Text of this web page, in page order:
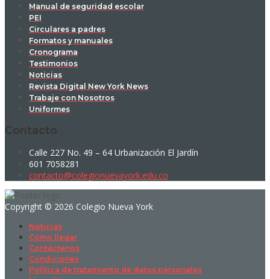
Manual de seguridad escolar
PEI
Circulares a padres
Formatos y manuales
Cronograma
Testimonios
Noticias
Revista Digital New York News
Trabaje con Nosotros
Uniformes
Contacto
Calle 227 No. 49 – 64 Urbanización El Jardín
601 7058281
contacto@colegionuevayork.edu.co
Copyright © 2026 Colegio Nueva York
Noticias
Cómo llegar
Contáctenos
Condiciones
Política de tratamiento de datos personales